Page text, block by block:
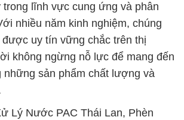
trong lĩnh vực cung ứng và phân
nhiều năm kinh nghiệm, chúng
uy tín vững chắc trên thị
không ngừng nỗ lực để mang đến
những sản phẩm chất lượng và
Lý Nước PAC Thái Lan, Phèn